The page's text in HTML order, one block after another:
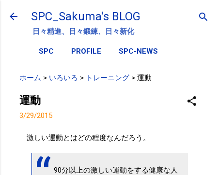
スキップしてメイン コンテンツに移動
SPC_Sakuma's BLOG
日々精進、日々鍛練、日々新化
SPC PROFILE SPC-NEWS
ホーム > いろいろ > トレーニング > 運動
運動
3/29/2015
激しい運動とはどの程度なんだろう。
90分以上の激しい運動をする健康な人